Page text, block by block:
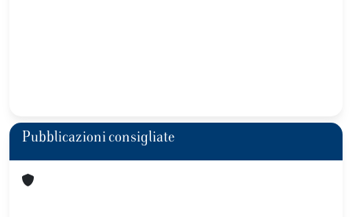
Pubblicazioni consigliate